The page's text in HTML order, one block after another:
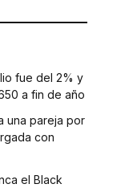
fue del 2% y
a fin de año
una pareja por
con
el Black